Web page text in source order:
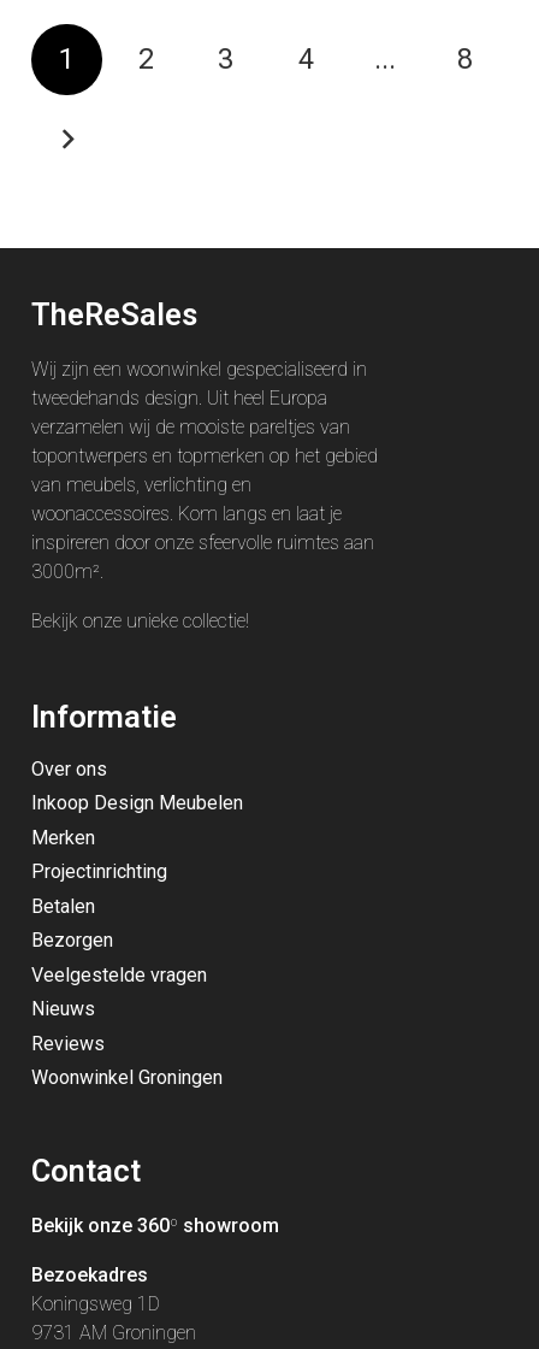
1 2 3 4 ... 8
TheReSales
Wij zijn een woonwinkel gespecialiseerd in
tweedehands design. Uit heel Europa
verzamelen wij de mooiste pareltjes van
topontwerpers en topmerken op het gebied
van meubels, verlichting en
woonaccessoires. Kom langs en laat je
inspireren door onze sfeervolle ruimtes aan
3000m².
Bekijk onze unieke collectie!
Informatie
Over ons
Inkoop Design Meubelen
Merken
Projectinrichting
Betalen
Bezorgen
Veelgestelde vragen
Nieuws
Reviews
Woonwinkel Groningen
Contact
Bekijk onze 360º showroom
Bezoekadres
Koningsweg 1D
9731 AM Groningen